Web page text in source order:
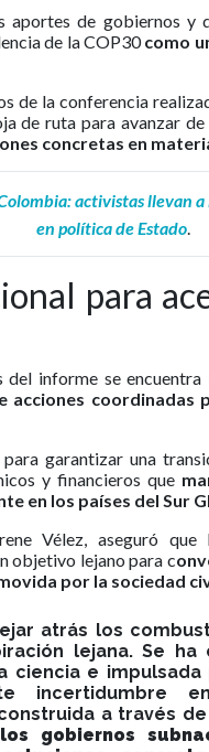
aportes de gobiernos y
de la COP30como
de la conferencia
de ruta para avanzar de
concretas en
activistas llevan
en política de Estado.
para
del informe se
acciones coordinadas
garantizar una
y financieros que
en los países del Sur
Vélez, aseguró
objetivo lejano para c
por la sociedad
atrás los
lejana. Se
ciencia e impulsada
incertidumbre
a través
gobiernos